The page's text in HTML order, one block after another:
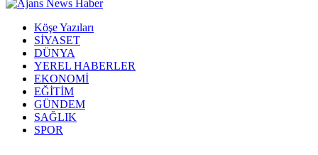
Köşe Yazıları
SİYASET
DÜNYA
YEREL HABERLER
EKONOMİ
EĞİTİM
GÜNDEM
SAĞLIK
SPOR